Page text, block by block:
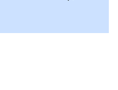
om du är en erfaren
är